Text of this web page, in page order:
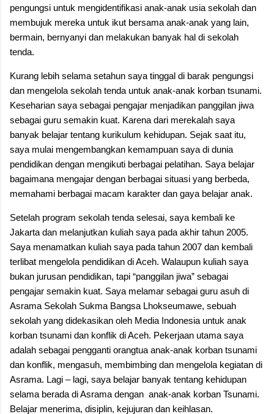
pengungsi untuk mengidentifikasi anak-anak usia sekolah dan
membujuk mereka untuk ikut bersama anak-anak yang lain,
bermain, bernyanyi dan melakukan banyak hal di sekolah
tenda.
Kurang lebih selama setahun saya tinggal di barak pengungsi
dan mengelola sekolah tenda untuk anak-anak korban tsunami.
Keseharian saya sebagai pengajar menjadikan panggilan jiwa
sebagai guru semakin kuat. Karena dari merekalah saya
banyak belajar tentang kurikulum kehidupan. Sejak saat itu,
saya mulai mengembangkan kemampuan saya di dunia
pendidikan dengan mengikuti berbagai pelatihan. Saya belajar
bagaimana mengajar dengan berbagai situasi yang berbeda,
memahami berbagai macam karakter dan gaya belajar anak.
Setelah program sekolah tenda selesai, saya kembali ke
Jakarta dan melanjutkan kuliah saya pada akhir tahun 2005.
Saya menamatkan kuliah saya pada tahun 2007 dan kembali
terlibat mengelola pendidikan di Aceh. Walaupun kuliah saya
bukan jurusan pendidikan, tapi “panggilan jiwa” sebagai
pengajar semakin kuat. Saya melamar sebagai guru asuh di
Asrama Sekolah Sukma Bangsa Lhokseumawe, sebuah
sekolah yang didekasikan oleh Media Indonesia untuk anak
korban tsunami dan konflik di Aceh. Pekerjaan utama saya
adalah sebagai pengganti orangtua anak-anak korban tsunami
dan konflik, mengasuh, membimbing dan mengelola kegiatan di
Asrama. Lagi – lagi, saya belajar banyak tentang kehidupan
selama berada di Asrama dengan anak-anak korban Tsunami.
Belajar menerima, disiplin, kejujuran dan keihlasan.